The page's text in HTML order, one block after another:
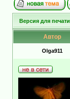
Версия для печати
Автор
Olga911